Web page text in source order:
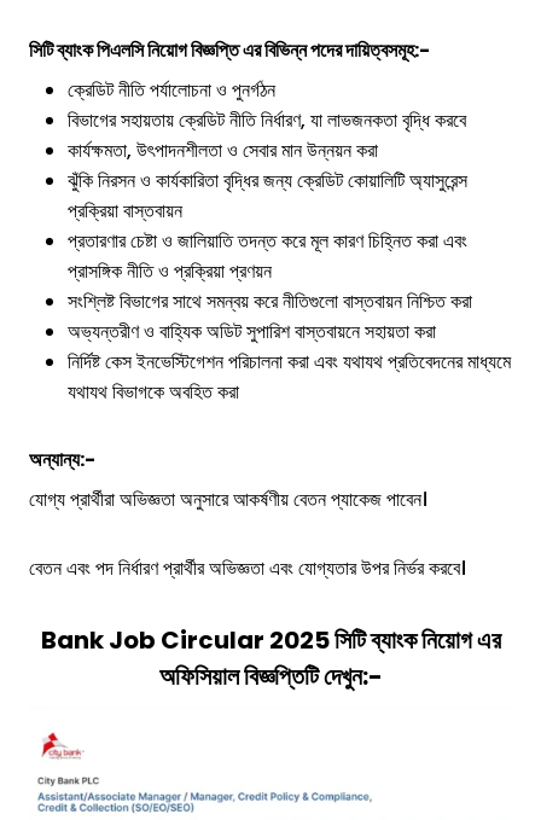
সিটি ব্যাংক পিএলসিনিয়োগ বিজ্ঞপ্তি এর বিভিন্ন পদেরদায়িত্বসমূহ:-
ক্রেডিট নীতি পর্যালোচনা ও পুনর্গঠন
বিভাগের সহায়তায় ক্রেডিট নীতি নির্ধারণ, যা লাভজনকতা বৃদ্ধি করবে
কার্যক্ষমতা, উৎপাদনশীলতা ও সেবার মান উন্নয়ন করা
ঝুঁকি নিরসন ও কার্যকারিতা বৃদ্ধির জন্য ক্রেডিট কোয়ালিটি অ্যাসুরেন্স
প্রক্রিয়া বাস্তবায়ন
প্রতারণার চেষ্টা ও জালিয়াতি তদন্ত করে মূল কারণ চিহ্নিত করা এবং
প্রাসঙ্গিক নীতি ও প্রক্রিয়া প্রণয়ন
সংশ্লিষ্ট বিভাগের সাথে সমন্বয় করে নীতিগুলো বাস্তবায়ন নিশ্চিত করা
অভ্যন্তরীণ ও বাহ্যিক অডিট সুপারিশ বাস্তবায়নে সহায়তা করা
নির্দিষ্ট কেস ইনভেস্টিগেশন পরিচালনা করা এবং যথাযথ প্রতিবেদনের মাধ্যমে
যথাযথ বিভাগকে অবহিত করা
অন্যান্য:-
যোগ্য প্রার্থীরা অভিজ্ঞতা অনুসারে আকর্ষণীয় বেতন প্যাকেজ পাবেন।
বেতন এবং পদ নির্ধারণ প্রার্থীর অভিজ্ঞতা এবং যোগ্যতার উপর নির্ভর করবে।
Bank Job Circular 2025সিটি ব্যাংকনিয়োগএর
অফিসিয়াল বিজ্ঞপ্তিটি দেখুন:-